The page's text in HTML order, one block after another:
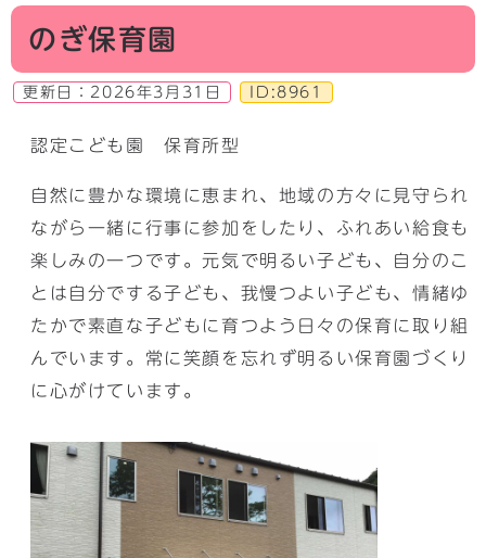
のぎ保育園
更新日： 2026年3月31日 ID:8961
認定こども園 保育所型
自然に豊かな環境に恵まれ、地域の方々に見守られ
ながら一緒に行事に参加をしたり、ふれあい給食も
楽しみの一つです。元気で明るい子ども、自分のこ
とは自分でする子ども、我慢つよい子ども、情緒ゆ
たかで素直な子どもに育つよう日々の保育に取り組
んでいます。常に笑顔を忘れず明るい保育園づくり
に心がけています。